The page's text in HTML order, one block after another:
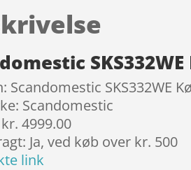
Scandomestic SKS332WE
Scandomestic
4999.00
Ja, ved køb over kr. 500
link